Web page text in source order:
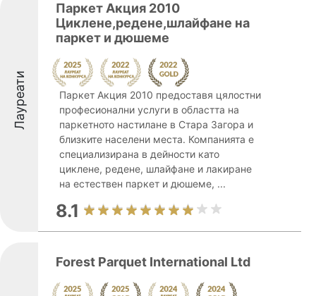
Лауреати
Паркет Акция 2010
Циклене,редене,шлайфане на
паркет и дюшеме
Паркет Акция 2010 предоставя цялостни
професионални услуги в областта на
паркетното настилане в Стара Загора и
близките населени места. Компанията е
специализирана в дейности като
циклене, редене, шлайфане и лакиране
на естествен паркет и дюшеме, ...
8.1
Forest Parquet International Ltd